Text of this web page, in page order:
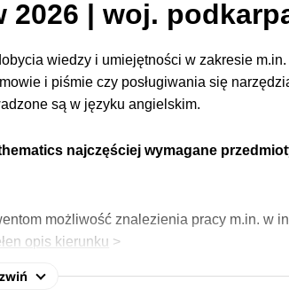
2026 | woj.
wiedzy i umiejętności w zakresie
i piśmie czy posługiwania się
są w języku angielskim.
najczęściej wymagane
możliwość znalezienia pracy m.in. w
opis kierunku >